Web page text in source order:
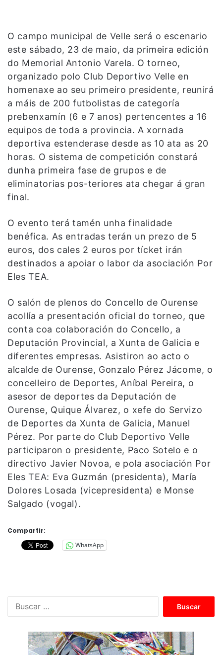
O campo municipal de Velle será o escenario
este sábado, 23 de maio, da primeira edición
do Memorial Antonio Varela. O torneo,
organizado polo Club Deportivo Velle en
homenaxe ao seu primeiro presidente, reunirá
a máis de 200 futbolistas de categoría
prebenxamín (6 e 7 anos) pertencentes a 16
equipos de toda a provincia. A xornada
deportiva estenderase desde as 10 ata as 20
horas. O sistema de competición constará
dunha primeira fase de grupos e de
eliminatorias pos-teriores ata chegar á gran
final.
O evento terá tamén unha finalidade
benéfica. As entradas terán un prezo de 5
euros, dos cales 2 euros por tícket irán
destinados a apoiar o labor da asociación Por
Eles TEA.
O salón de plenos do Concello de Ourense
acollía a presentación oficial do torneo, que
conta coa colaboración do Concello, a
Deputación Provincial, a Xunta de Galicia e
diferentes empresas. Asistiron ao acto o
alcalde de Ourense, Gonzalo Pérez Jácome, o
concelleiro de Deportes, Aníbal Pereira, o
asesor de deportes da Deputación de
Ourense, Quique Álvarez, o xefe do Servizo
de Deportes da Xunta de Galicia, Manuel
Pérez. Por parte do Club Deportivo Velle
participaron o presidente, Paco Sotelo e o
directivo Javier Novoa, e pola asociación Por
Eles TEA: Eva Guzmán (presidenta), María
Dolores Losada (vicepresidenta) e Monse
Salgado (vogal).
Compartir:
WhatsApp
c
a